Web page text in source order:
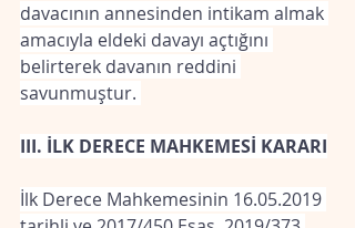
davacının annesinden intikam almak
amacıyla eldeki davayı açtığını
belirterek davanın reddini
savunmuştur.
III. İLK DERECE MAHKEMESİ KARARI
İlk Derece Mahkemesinin 16.05.2019